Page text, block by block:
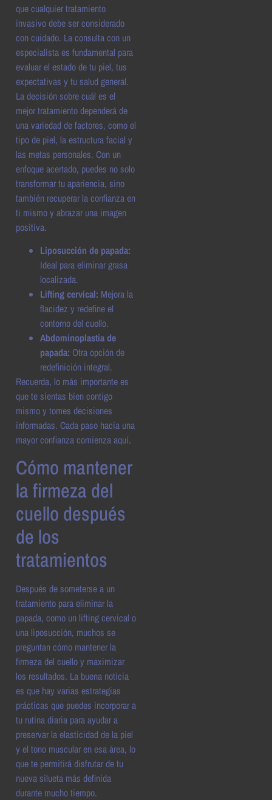
que cualquier tratamiento
invasivo debe ser considerado
con cuidado. La consulta con un
especialista es fundamental para
evaluar el estado de tu piel, tus
expectativas y tu salud general.
La decisión sobre cuál es el
mejor tratamiento dependerá de
una variedad de factores, como el
tipo de piel, la estructura facial y
las metas personales. Con un
enfoque acertado, puedes no solo
transformar tu apariencia, sino
también recuperar la confianza en
ti mismo y abrazar una imagen
positiva.
Liposucción de papada:
Ideal para eliminar grasa
localizada.
Lifting cervical: Mejora la
flacidez y redefine el
contorno del cuello.
Abdominoplastia de
papada: Otra opción de
redefinición integral.
Recuerda, lo más importante es
que te sientas bien contigo
mismo y tomes decisiones
informadas. Cada paso hacia una
mayor confianza comienza aquí.
Cómo mantener
la firmeza del
cuello después
de los
tratamientos
Después de someterse a un
tratamiento para eliminar la
papada, como un lifting cervical o
una liposucción, muchos se
preguntan cómo mantener la
firmeza del cuello y maximizar
los resultados. La buena noticia
es que hay varias estrategias
prácticas que puedes incorporar a
tu rutina diaria para ayudar a
preservar la elasticidad de la piel
y el tono muscular en esa área, lo
que te permitirá disfrutar de tu
nueva silueta más definida
durante mucho tiempo.